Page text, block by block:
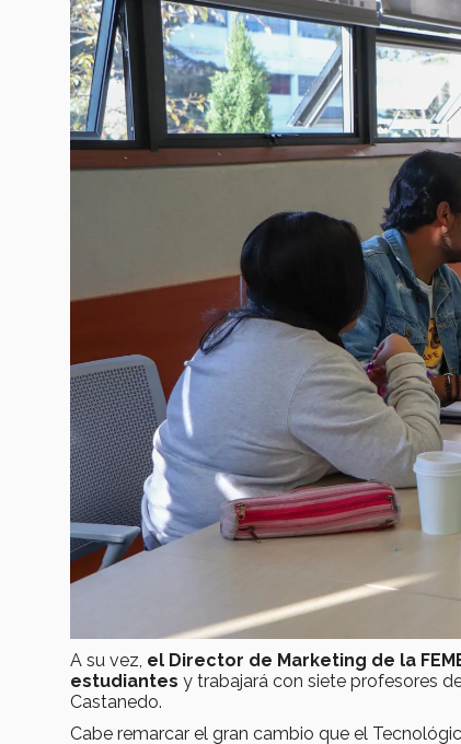
A su vez, el Director de Marketing de la
estudiantes y trabajará con siete profesores
Castanedo.
Cabe remarcar el gran cambio que el